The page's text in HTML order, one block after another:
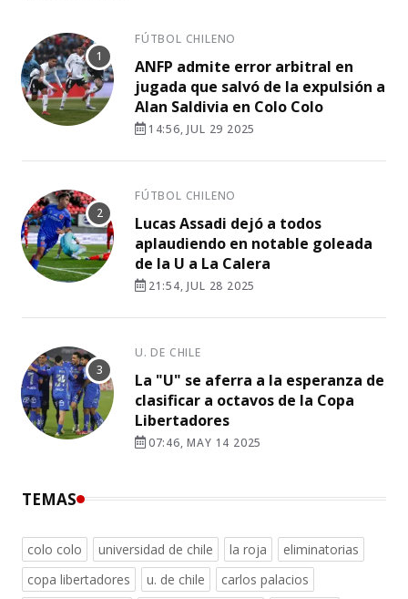
FÚTBOL CHILENO
ANFP admite error arbitral en
jugada que salvó de la expulsión a
Alan Saldivia en Colo Colo
14:56, JUL 29 2025
FÚTBOL CHILENO
Lucas Assadi dejó a todos
aplaudiendo en notable goleada
de la U a La Calera
21:54, JUL 28 2025
U. DE CHILE
La "U" se aferra a la esperanza de
clasificar a octavos de la Copa
Libertadores
07:46, MAY 14 2025
TEMAS
colo colo universidad de chile la roja
eliminatorias
copa libertadores
u. de chile
carlos palacios